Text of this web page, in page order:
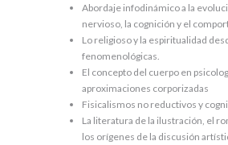
Abordaje infodinámico a la
nervioso, la cognición y el
Lo religioso y la espiritualidad
fenomenológicas.
El concepto del cuerpo en
aproximaciones corporizadas
Fisicalismos no reductivos y
La literatura de la ilustración, el
los orígenes de la discusión